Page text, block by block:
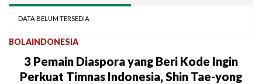
DATA BELUM TERSEDIA
BOLAINDONESIA
3 Pemain Diaspora yang Beri Kode Ingin
Perkuat Timnas Indonesia, Shin Tae-yong